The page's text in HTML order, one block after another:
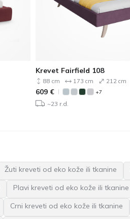
Krevet Fairfield 108
88 cm 173 cm 212 cm
609 € +7
~23 r.d.
Žuti kreveti od eko kože ili tkanine
Plavi kreveti od eko kože ili tkanine
Crni kreveti od eko kože ili tkanine